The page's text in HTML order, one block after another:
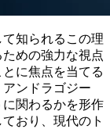
知られるこの理
めの強力な視点
に焦点を当てる
ンドラゴジー
関わるかを形作
おり、現代のト